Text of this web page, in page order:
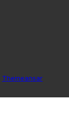
Themeansar